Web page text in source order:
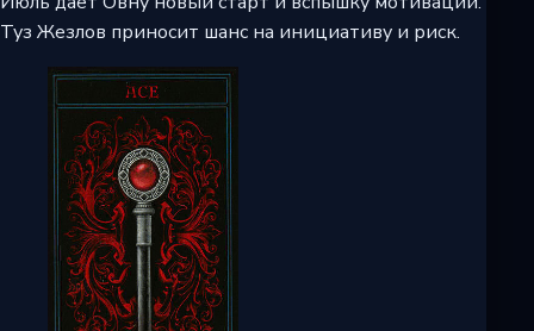
Туз Жезлов приносит шанс на инициативу и риск.